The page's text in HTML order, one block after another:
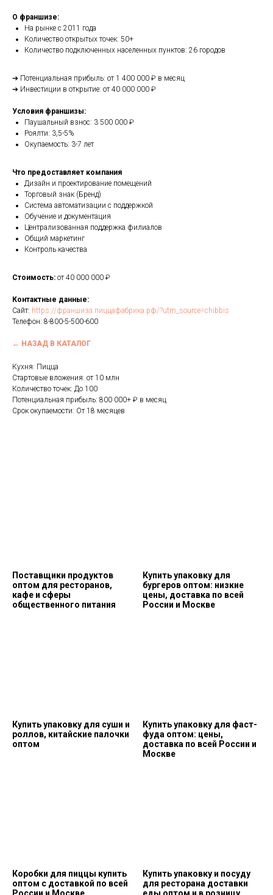
О франшизе:
На рынке с 2011 года
Количество открытых точек: 50+
Количество подключенных населенных пунктов: 26 городов
➔ Потенциальная прибыль: от 1 400 000 ₽ в месяц
➔ Инвестиции в открытие: от 40 000 000 ₽
Условия франшизы:
Паушальный взнос: 3 500 000 ₽
Роялти: 3,5-5%
Окупаемость: 3-7 лет
Что предоставляет компания
Дизайн и проектирование помещений
Торговый знак (Бренд)
Система автоматизации с поддержкой
Обучение и документация
Централизованная поддержка филиалов
Общий маркетинг
Контроль качества
Стоимость: от 40 000 000 ₽
Контактные данные:
Сайт: https://франшиза.пиццафабрика.рф/?utm_source=chibbis
Телефон: 8-800-5-500-600
← НАЗАД В КАТАЛОГ
Кухня: Пицца
Стартовые вложения: от 10 млн
Количество точек: До 100
Потенциальная прибыль: 800 000+ ₽ в месяц
Срок окупаемости: От 18 месяцев
Поставщики продуктов
оптом для ресторанов,
кафе и сферы
общественного питания
Купить упаковку для
бургеров оптом: низкие
цены, доставка по всей
России и Москве
Купить упаковку для суши и
роллов, китайские палочки
оптом
Купить упаковку для фаст-
фуда оптом: цены,
доставка по всей России и
Москве
Коробки для пиццы купить
оптом с доставкой по всей
Купить упаковку и посуду
для ресторана доставки